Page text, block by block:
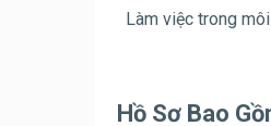
Làm việc trong
Hồ Sơ Bao